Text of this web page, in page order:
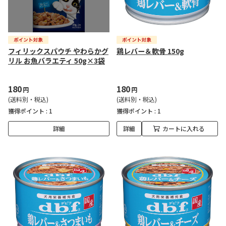
フィリックスパウチ やわらかグ
リル お魚バラエティ 50g×3袋
180円
(送料別・税込)
獲得ポイント : 1
詳細
鶏レバー＆軟骨 150g
180円
(送料別・税込)
獲得ポイント : 1
詳細 カートに入れる